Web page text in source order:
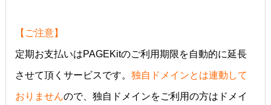
【ご注意】
定期お支払いはPAGEKitのご利用期限を自動的に延長
させて頂くサービスです。 独自ドメインとは連動して
おりませんので、独自ドメインをご利用の方はドメイ